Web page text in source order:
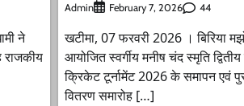
ने
राजकीय
Admin February 7, 2026 44
खटीमा, 07 फरवरी 2026 । बिरिया
आयोजित स्वर्गीय मनीष चंद स्मृति द्वितीय
क्रिकेट टूर्नामेंट 2026 के समापन एवं
वितरण समारोह […]